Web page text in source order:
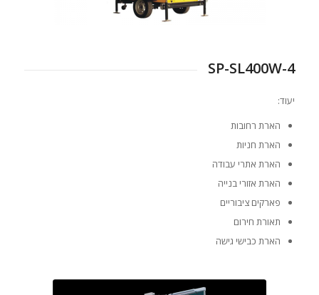
SP-SL400W-4
יעוד:
הארת רחובות
הארת חניות
הארת אתרי עבודה
הארת אזורי בנייה
פארקים ציבוריים
תאורת חירום
הארת כבישי גישה